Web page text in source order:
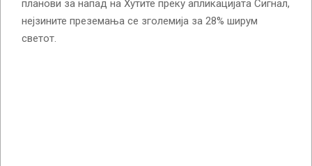
планови за напад на Хутите преку апликацијата Сигнал,
нејзините преземања се зголемија за 28% ширум
светот.